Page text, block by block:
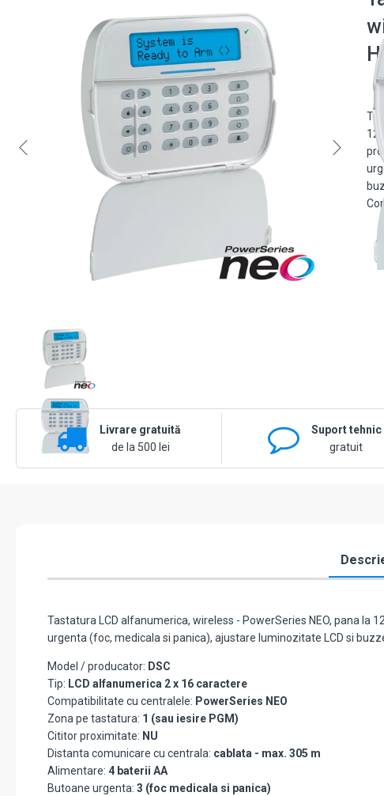
Livrare gratuită
de la 500 lei
Suport tehnic
gratuit
Tastatura LCD alfanumerica, wireless - PowerSeries NEO, pana
urgenta (foc, medicala si panica), ajustare luminozitate LCD si
Model / producator: DSC
Tip: LCD alfanumerica 2 x 16 caractere
Compatibilitate cu centralele: PowerSeries NEO
Zona pe tastatura: 1 (sau iesire PGM)
Cititor proximitate: NU
Distanta comunicare cu centrala: cablata - max. 305 m
Alimentare: 4 baterii AA
Butoane urgenta: 3 (foc medicala si panica)